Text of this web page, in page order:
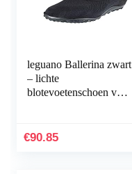
leguano Ballerina zwart
– lichte
blotevoetenschoen voor
€90.85